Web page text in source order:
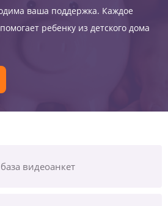
ваша поддержка. Каждое
ребенку из детского дома
видеоанкет